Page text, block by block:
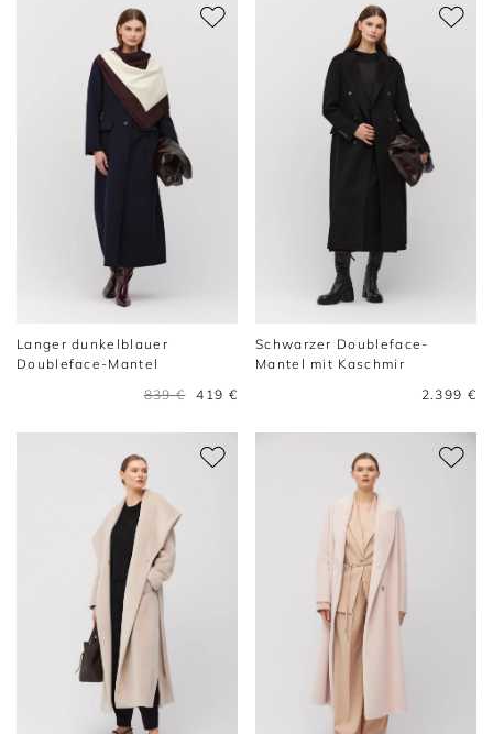
Langer dunkelblauer
Doubleface-Mantel
839 €
419 €
Schwarzer Doubleface-
Mantel mit Kaschmir
2.399 €